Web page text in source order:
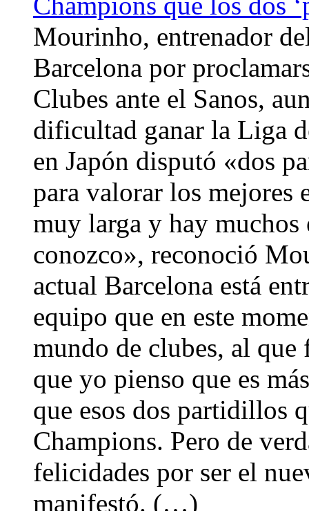
Mourinho, entrenador
Barcelona por
Clubes ante el Sanos,
dificultad ganar la Liga
en Japón disputó «dos
para valorar los mejores
muy larga y hay
conozco», reconoció
actual Barcelona está
equipo que en este
mundo de clubes, al
que yo pienso que es
que esos dos partidillos
Champions. Pero de
felicidades por ser el
manifestó. (…)